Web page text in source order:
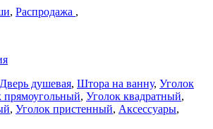
, Распродажа ,
Дверь душевая, Штора на ванну, Уголок
прямоугольный, Уголок квадратный,
, Уголок пристенный, Аксессуары,